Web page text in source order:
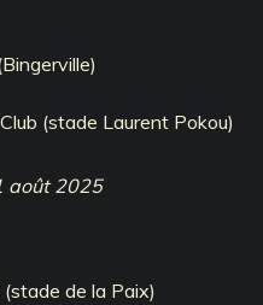
(stade Laurent Pokou)
août 2025
(stade de la Paix)